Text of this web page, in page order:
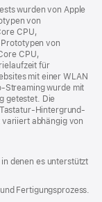
wurden von Apple
von
CPU,
Prototypen von
CPU,
für
mit einer WLAN
Streaming wurde mit
getestet. Die
Tastatur-Hintergrund­
abhängig von
denen es unterstützt
Fertigungsprozess.